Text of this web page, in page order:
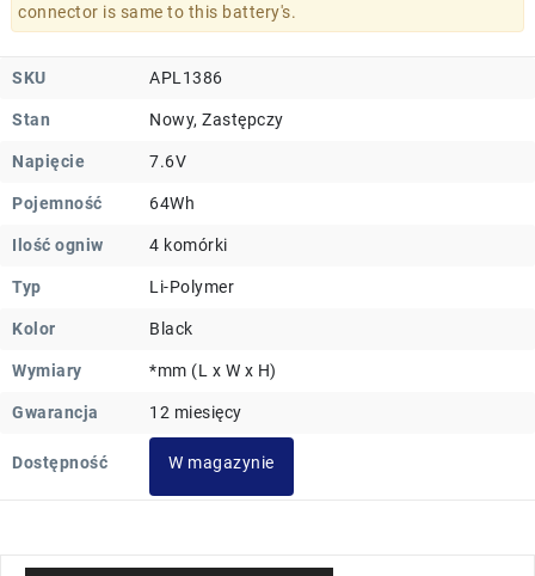
connector is same to this battery's.
SKU APL1386
Stan Nowy, Zastępczy
Napięcie 7.6V
Pojemność 64Wh
Ilość ogniw 4 komórki
Typ Li-Polymer
Kolor Black
Wymiary *mm (L x W x H)
Gwarancja 12 miesięcy
Dostępność W magazynie